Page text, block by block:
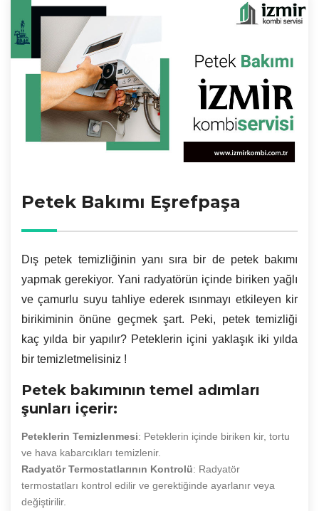
Petek Bakımı Eşrefpaşa
Dış petek temizliğinin yanı sıra bir de petek bakımı
yapmak gerekiyor. Yani radyatörün içinde biriken yağlı
ve çamurlu suyu tahliye ederek ısınmayı etkileyen kir
birikiminin önüne geçmek şart. Peki, petek temizliği
kaç yılda bir yapılır? Peteklerin içini yaklaşık iki yılda
bir temizletmelisiniz !
Petek bakımının temel adımları
şunları içerir:
Peteklerin Temizlenmesi: Peteklerin içinde biriken kir, tortu
ve hava kabarcıkları temizlenir.
Radyatör Termostatlarının Kontrolü: Radyatör
termostatları kontrol edilir ve gerektiğinde ayarlanır veya
değiştirilir.